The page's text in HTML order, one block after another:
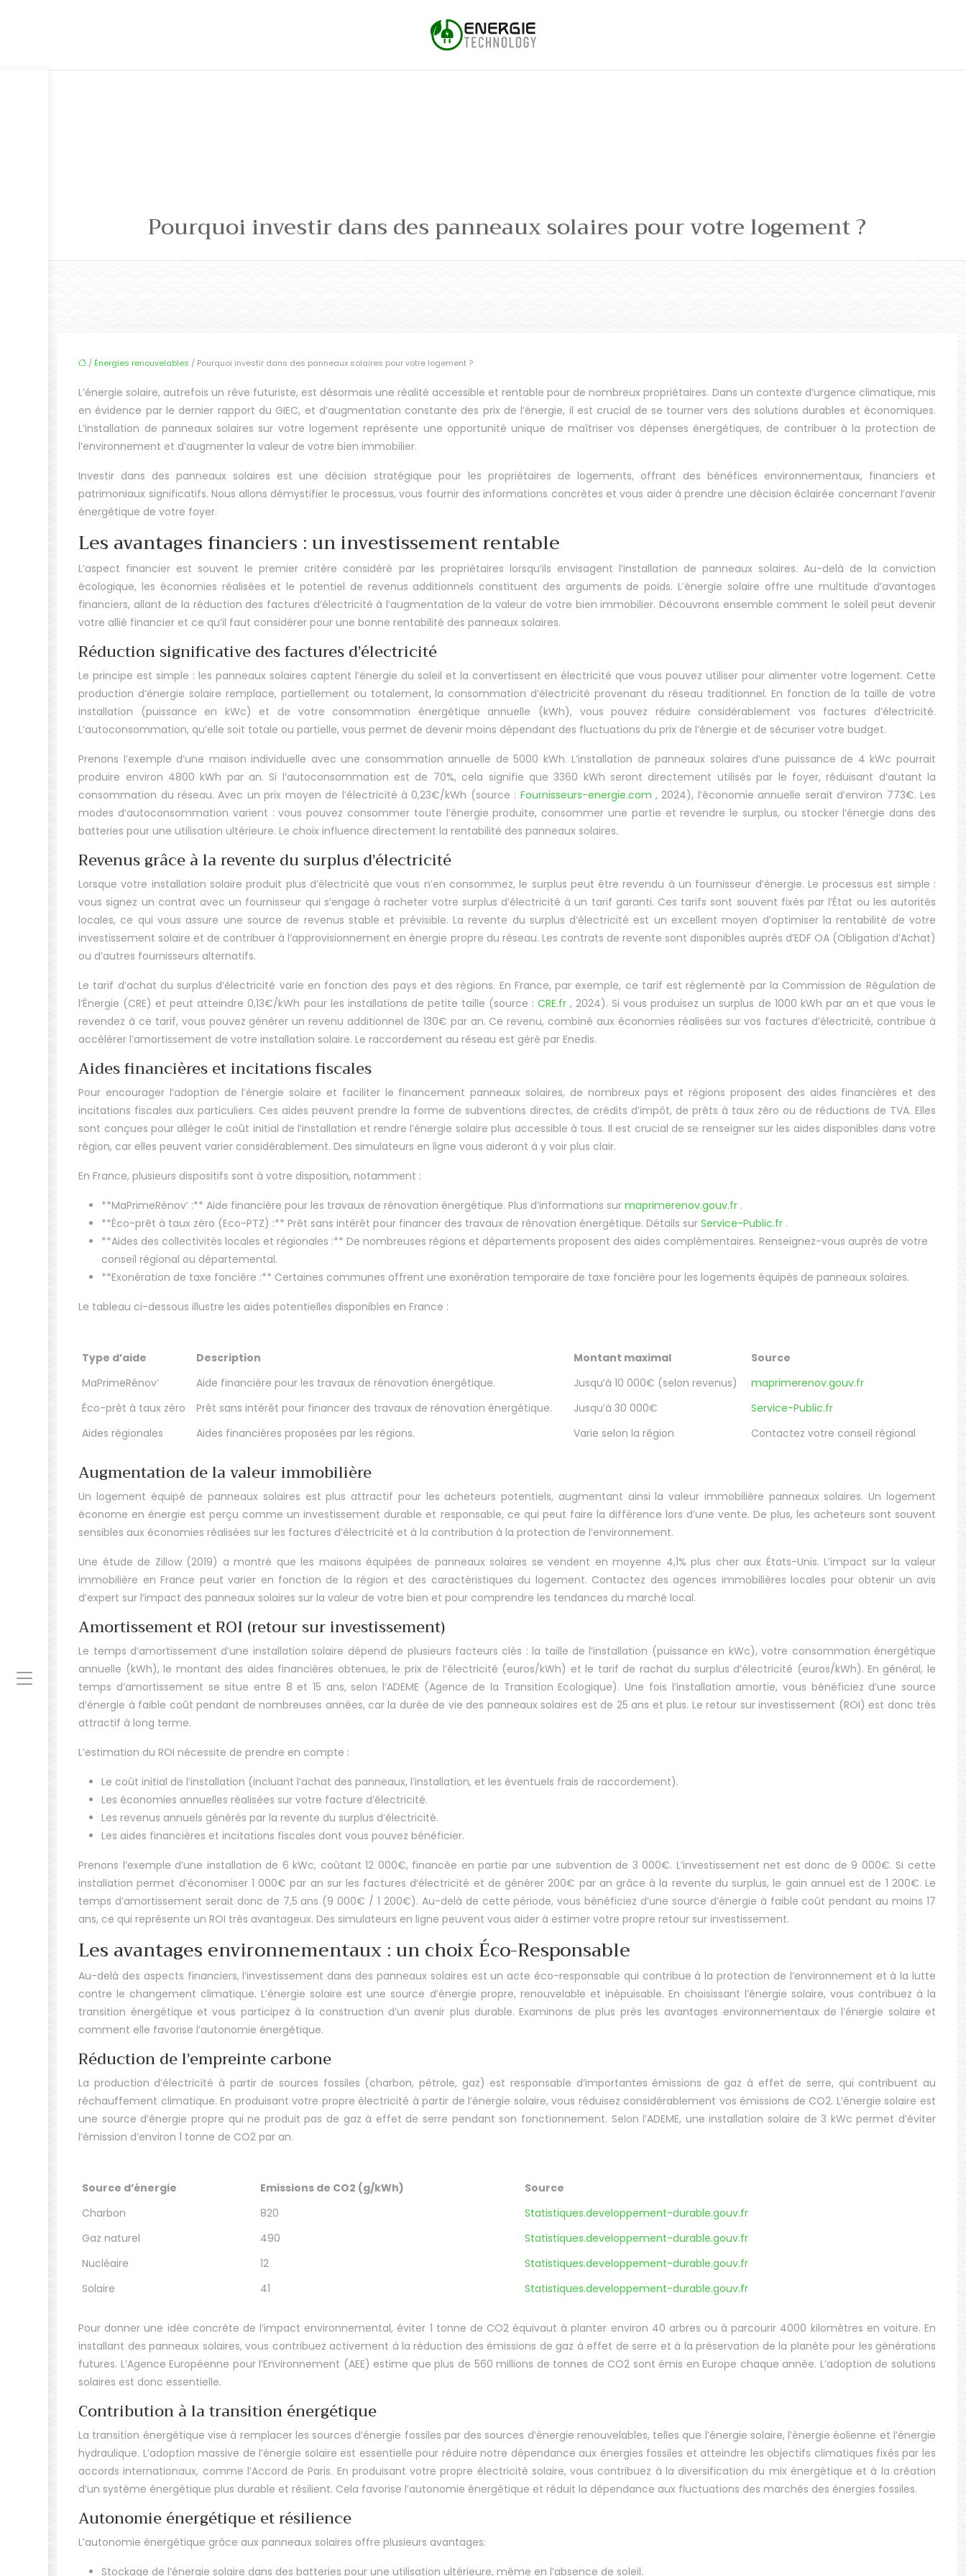
Pourquoi investir dans des panneaux solaires pour votre logement ?
/ Énergies renouvelables / Pourquoi investir dans des panneaux solaires pour votre logement ?
L’énergie solaire, autrefois un rêve futuriste, est désormais une réalité accessible et rentable pour de nombreux propriétaires. Dans un contexte d’urgence climatique, mis
en évidence par le dernier rapport du GIEC, et d’augmentation constante des prix de l’énergie, il est crucial de se tourner vers des solutions durables et économiques.
L’installation de panneaux solaires sur votre logement représente une opportunité unique de maîtriser vos dépenses énergétiques, de contribuer à la protection de
l’environnement et d’augmenter la valeur de votre bien immobilier.
Investir dans des panneaux solaires est une décision stratégique pour les propriétaires de logements, offrant des bénéfices environnementaux, financiers et
patrimoniaux significatifs. Nous allons démystifier le processus, vous fournir des informations concrètes et vous aider à prendre une décision éclairée concernant l’avenir
énergétique de votre foyer.
Les avantages financiers : un investissement rentable
L’aspect financier est souvent le premier critère considéré par les propriétaires lorsqu’ils envisagent l’installation de panneaux solaires. Au-delà de la conviction
écologique, les économies réalisées et le potentiel de revenus additionnels constituent des arguments de poids. L’énergie solaire offre une multitude d’avantages
financiers, allant de la réduction des factures d’électricité à l’augmentation de la valeur de votre bien immobilier. Découvrons ensemble comment le soleil peut devenir
votre allié financier et ce qu’il faut considérer pour une bonne rentabilité des panneaux solaires.
Réduction significative des factures d’électricité
Le principe est simple : les panneaux solaires captent l’énergie du soleil et la convertissent en électricité que vous pouvez utiliser pour alimenter votre logement. Cette
production d’énergie solaire remplace, partiellement ou totalement, la consommation d’électricité provenant du réseau traditionnel. En fonction de la taille de votre
installation (puissance en kWc) et de votre consommation énergétique annuelle (kWh), vous pouvez réduire considérablement vos factures d’électricité.
L’autoconsommation, qu’elle soit totale ou partielle, vous permet de devenir moins dépendant des fluctuations du prix de l’énergie et de sécuriser votre budget.
Prenons l’exemple d’une maison individuelle avec une consommation annuelle de 5000 kWh. L’installation de panneaux solaires d’une puissance de 4 kWc pourrait
produire environ 4800 kWh par an. Si l’autoconsommation est de 70%, cela signifie que 3360 kWh seront directement utilisés par le foyer, réduisant d’autant la
consommation du réseau. Avec un prix moyen de l’électricité à 0,23€/kWh (source : Fournisseurs-energie.com, 2024), l’économie annuelle serait d’environ 773€. Les
modes d’autoconsommation varient : vous pouvez consommer toute l’énergie produite, consommer une partie et revendre le surplus, ou stocker l’énergie dans des
batteries pour une utilisation ultérieure. Le choix influence directement la rentabilité des panneaux solaires.
Revenus grâce à la revente du surplus d’électricité
Lorsque votre installation solaire produit plus d’électricité que vous n’en consommez, le surplus peut être revendu à un fournisseur d’énergie. Le processus est simple :
vous signez un contrat avec un fournisseur qui s’engage à racheter votre surplus d’électricité à un tarif garanti. Ces tarifs sont souvent fixés par l’État ou les autorités
locales, ce qui vous assure une source de revenus stable et prévisible. La revente du surplus d’électricité est un excellent moyen d’optimiser la rentabilité de votre
investissement solaire et de contribuer à l’approvisionnement en énergie propre du réseau. Les contrats de revente sont disponibles auprès d’EDF OA (Obligation d’Achat)
ou d’autres fournisseurs alternatifs.
Le tarif d’achat du surplus d’électricité varie en fonction des pays et des régions. En France, par exemple, ce tarif est réglementé par la Commission de Régulation de
l’Énergie (CRE) et peut atteindre 0,13€/kWh pour les installations de petite taille (source :CRE.fr, 2024). Si vous produisez un surplus de 1000 kWh par an et que vous le
revendez à ce tarif, vous pouvez générer un revenu additionnel de 130€ par an. Ce revenu, combiné aux économies réalisées sur vos factures d’électricité, contribue à
accélérer l’amortissement de votre installation solaire. Le raccordement au réseau est géré par Enedis.
Aides financières et incitations fiscales
Pour encourager l’adoption de l’énergie solaire et faciliter le financement panneaux solaires, de nombreux pays et régions proposent des aides financières et des
incitations fiscales aux particuliers. Ces aides peuvent prendre la forme de subventions directes, de crédits d’impôt, de prêts à taux zéro ou de réductions de TVA. Elles
sont conçues pour alléger le coût initial de l’installation et rendre l’énergie solaire plus accessible à tous. Il est crucial de se renseigner sur les aides disponibles dans votre
région, car elles peuvent varier considérablement. Des simulateurs en ligne vous aideront à y voir plus clair.
En France, plusieurs dispositifs sont à votre disposition, notamment :
**MaPrimeRénov’ :** Aide financière pour les travaux de rénovation énergétique. Plus d’informations surmaprimerenov.gouv.fr .
**Éco-prêt à taux zéro (Eco-PTZ) :** Prêt sans intérêt pour financer des travaux de rénovation énergétique. Détails surService-Public.fr .
**Aides des collectivités locales et régionales :** De nombreuses régions et départements proposent des aides complémentaires. Renseignez-vous auprès de votre
conseil régional ou départemental.
**Exonération de taxe foncière :** Certaines communes offrent une exonération temporaire de taxe foncière pour les logements équipés de panneaux solaires.
Le tableau ci-dessous illustre les aides potentielles disponibles en France :
Type d’aide Description Montant maximal
Source
MaPrimeRénov’
Aide financière pour les travaux de rénovation énergétique. Jusqu’à 10 000€ (selon revenus)
maprimerenov.gouv.fr
Éco-prêt à taux zéro
Prêt sans intérêt pour financer des travaux de rénovation énergétique. Jusqu’à 30 000€
Service-Public.fr
Aides régionales
Aides financières proposées par les régions. Varie selon la région Contactez votre conseil régional
Augmentation de la valeur immobilière
Un logement équipé de panneaux solaires est plus attractif pour les acheteurs potentiels, augmentant ainsi la valeur immobilière panneaux solaires. Un logement
économe en énergie est perçu comme un investissement durable et responsable, ce qui peut faire la différence lors d’une vente. De plus, les acheteurs sont souvent
sensibles aux économies réalisées sur les factures d’électricité et à la contribution à la protection de l’environnement.
Une étude de Zillow (2019) a montré que les maisons équipées de panneaux solaires se vendent en moyenne 4,1% plus cher aux États-Unis. L’impact sur la valeur
immobilière en France peut varier en fonction de la région et des caractéristiques du logement. Contactez des agences immobilières locales pour obtenir un avis
d’expert sur l’impact des panneaux solaires sur la valeur de votre bien et pour comprendre les tendances du marché local.
Amortissement et ROI (retour sur investissement)
Le temps d’amortissement d’une installation solaire dépend de plusieurs facteurs clés : la taille de l’installation (puissance en kWc), votre consommation énergétique
annuelle (kWh), le montant des aides financières obtenues, le prix de l’électricité (euros/kWh) et le tarif de rachat du surplus d’électricité (euros/kWh). En général, le
temps d’amortissement se situe entre 8 et 15 ans, selon l’ADEME (Agence de la Transition Ecologique). Une fois l’installation amortie, vous bénéficiez d’une source
d’énergie à faible coût pendant de nombreuses années, car la durée de vie des panneaux solaires est de 25 ans et plus. Le retour sur investissement (ROI) est donc très
attractif à long terme.
L’estimation du ROI nécessite de prendre en compte :
Le coût initial de l’installation (incluant l’achat des panneaux, l’installation, et les éventuels frais de raccordement).
Les économies annuelles réalisées sur votre facture d’électricité.
Les revenus annuels générés par la revente du surplus d’électricité.
Les aides financières et incitations fiscales dont vous pouvez bénéficier.
Prenons l’exemple d’une installation de 6 kWc, coûtant 12 000€, financée en partie par une subvention de 3 000€. L’investissement net est donc de 9 000€. Si cette
installation permet d’économiser 1 000€ par an sur les factures d’électricité et de générer 200€ par an grâce à la revente du surplus, le gain annuel est de 1 200€. Le
temps d’amortissement serait donc de 7,5 ans (9 000€ / 1 200€). Au-delà de cette période, vous bénéficiez d’une source d’énergie à faible coût pendant au moins 17
ans, ce qui représente un ROI très avantageux. Des simulateurs en ligne peuvent vous aider à estimer votre propre retour sur investissement.
Les avantages environnementaux : un choix Éco-Responsable
Au-delà des aspects financiers, l’investissement dans des panneaux solaires est un acte éco-responsable qui contribue à la protection de l’environnement et à la lutte
contre le changement climatique. L’énergie solaire est une source d’énergie propre, renouvelable et inépuisable. En choisissant l’énergie solaire, vous contribuez à la
transition énergétique et vous participez à la construction d’un avenir plus durable. Examinons de plus près les avantages environnementaux de l’énergie solaire et
comment elle favorise l’autonomie énergétique.
Réduction de l’empreinte carbone
La production d’électricité à partir de sources fossiles (charbon, pétrole, gaz) est responsable d’importantes émissions de gaz à effet de serre, qui contribuent au
réchauffement climatique. En produisant votre propre électricité à partir de l’énergie solaire, vous réduisez considérablement vos émissions de CO2. L’énergie solaire est
une source d’énergie propre qui ne produit pas de gaz à effet de serre pendant son fonctionnement. Selon l’ADEME, une installation solaire de 3 kWc permet d’éviter
l’émission d’environ 1 tonne de CO2 par an.
Source d’énergie Emissions de CO2 (g/kWh)
Source
Charbon
820
Statistiques.developpement-durable.gouv.fr
Gaz naturel
490
Statistiques.developpement-durable.gouv.fr
Nucléaire
12
Statistiques.developpement-durable.gouv.fr
Solaire
41 Statistiques.developpement-durable.gouv.fr
Pour donner une idée concrète de l’impact environnemental, éviter 1 tonne de CO2 équivaut à planter environ 40 arbres ou à parcourir 4000 kilomètres en voiture. En
installant des panneaux solaires, vous contribuez activement à la réduction des émissions de gaz à effet de serre et à la préservation de la planète pour les générations
futures. L’Agence Européenne pour l’Environnement (AEE) estime que plus de 560 millions de tonnes de CO2 sont émis en Europe chaque année. L’adoption de solutions
solaires est donc essentielle.
Contribution à la transition énergétique
La transition énergétique vise à remplacer les sources d’énergie fossiles par des sources d’énergie renouvelables, telles que l’énergie solaire, l’énergie éolienne et l’énergie
hydraulique. L’adoption massive de l’énergie solaire est essentielle pour réduire notre dépendance aux énergies fossiles et atteindre les objectifs climatiques fixés par les
accords internationaux, comme l’Accord de Paris. En produisant votre propre électricité solaire, vous contribuez à la diversification du mix énergétique et à la création
d’un système énergétique plus durable et résilient. Cela favorise l’autonomie énergétique et réduit la dépendance aux fluctuations des marchés des énergies fossiles.
Autonomie énergétique et résilience
L’autonomie énergétique grâce aux panneaux solaires offre plusieurs avantages:
Stockage de l’énergie solaire dans des batteries pour une utilisation ultérieure, même en l’absence de soleil.